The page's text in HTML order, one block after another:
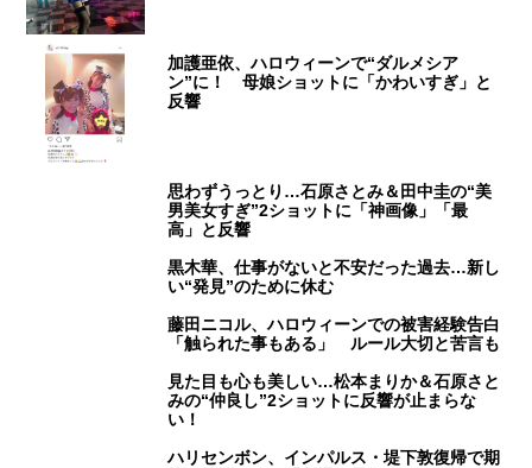
加護亜依、ハロウィーンで“ダルメシア
ン”に！ 母娘ショットに「かわいすぎ」と
反響
思わずうっとり…石原さとみ＆田中圭の“美
男美女すぎ”2ショットに「神画像」「最
高」と反響
黒木華、仕事がないと不安だった過去…新し
い“発見”のために休む
藤田ニコル、ハロウィーンでの被害経験告白
「触られた事もある」 ルール大切と苦言も
見た目も心も美しい…松本まりか＆石原さと
みの“仲良し”2ショットに反響が止まらな
い！
ハリセンボン、インパルス・堤下敦復帰で期